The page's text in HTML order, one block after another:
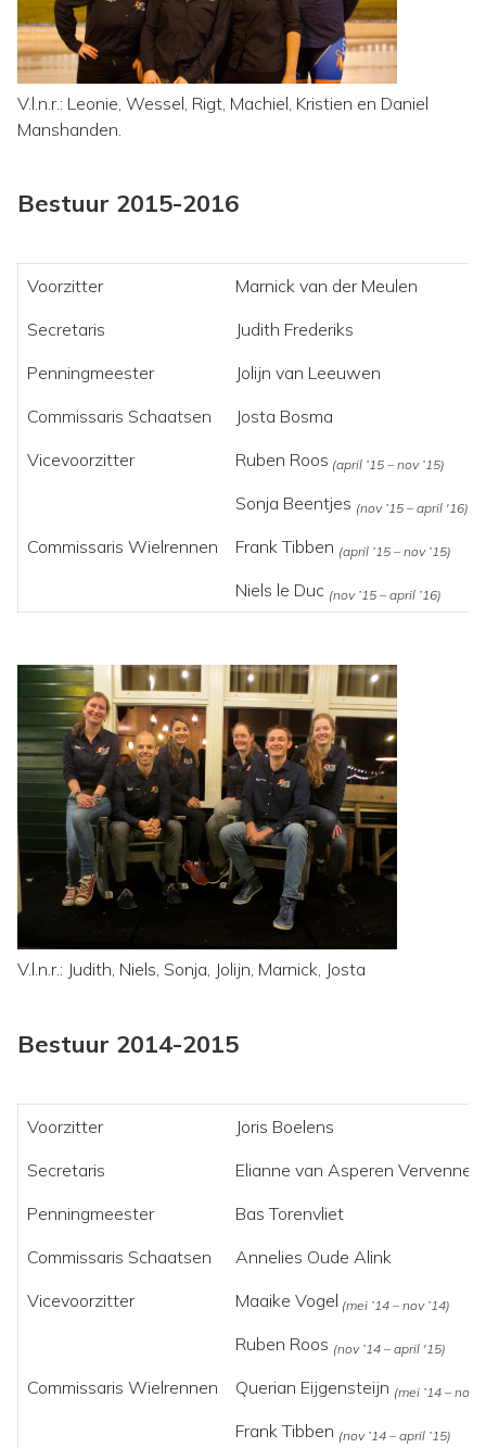
V.l.n.r.: Leonie, Wessel, Rigt, Machiel, Kristien en Daniel
Manshanden.
Bestuur 2015-2016
Voorzitter
Marnick van der Meulen
Secretaris
Judith Frederiks
Penningmeester
Jolijn van Leeuwen
Commissaris Schaatsen
Josta Bosma
Vicevoorzitter
Ruben Roos (april ’15 – nov ’15)
Sonja Beentjes (nov ’15 – april '16)
Commissaris Wielrennen Frank Tibben (april ’15 – nov ’15)
Niels le Duc (nov ’15 – april ’16)
V.l.n.r.: Judith, Niels, Sonja, Jolijn, Marnick, Josta
Bestuur 2014-2015
Voorzitter
Joris Boelens
Secretaris
Elianne van Asperen Vervenne
Penningmeester
Bas Torenvliet
Commissaris Schaatsen
Annelies Oude Alink
Vicevoorzitter
Maaike Vogel (mei ’14 – nov ’14)
Ruben Roos (nov ’14 – april '15)
Commissaris Wielrennen Querian Eijgensteijn (mei ’14 – nov
Frank Tibben (nov ’14 – april ’15)